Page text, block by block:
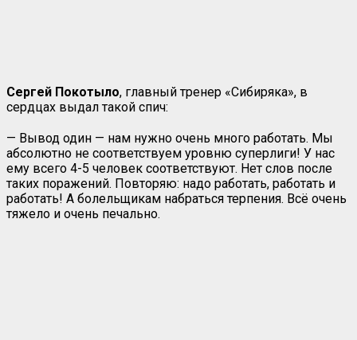
Сергей Покотыло, главный тренер «Сибиряка», в
сердцах выдал такой спич:
— Вывод один — нам нужно очень много работать. Мы
абсолютно не соответствуем уровню суперлиги! У нас
ему всего 4-5 человек соответствуют. Нет слов после
таких поражений. Повторяю: надо работать, работать и
работать! А болельщикам набраться терпения. Всё очень
тяжело и очень печально.